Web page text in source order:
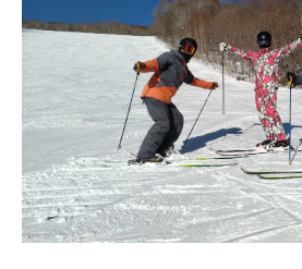
中級1
中級2
特別講座
PV